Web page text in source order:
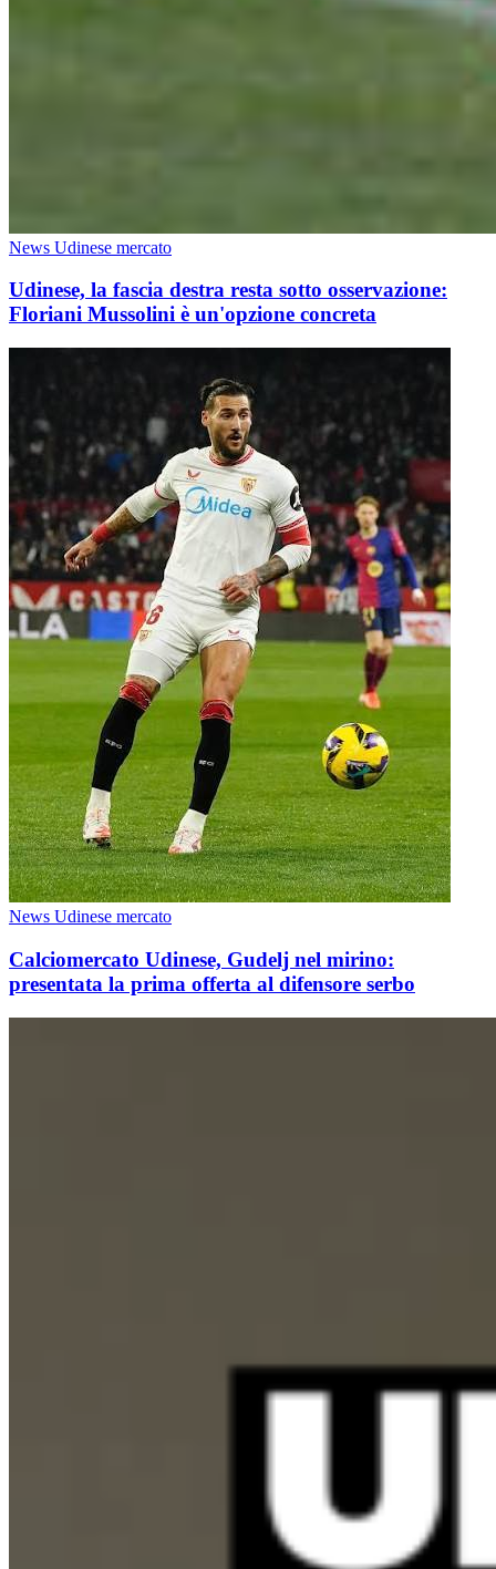
News Udinese mercato
Udinese, la fascia destra resta sotto osservazione:
Floriani Mussolini è un'opzione concreta
News Udinese mercato
Calciomercato Udinese, Gudelj nel mirino:
presentata la prima offerta al difensore serbo